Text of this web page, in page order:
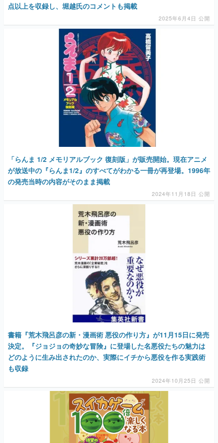
点以上を収録し、堀越氏のコメントも掲載
2025年6月4日 公開
「らんま 1/2 メモリアルブック 復刻版」が販売開始。現在アニメ
が放送中の『らんま1/2』のすべてがわかる一冊が再登場。1996年
の発売当時の内容がそのまま掲載
2024年11月18日 公開
書籍『荒木飛呂彦の新・漫画術 悪役の作り方』が11月15日に発売
決定。『ジョジョの奇妙な冒険』に登場した名悪役たちの魅力は
どのように生み出されたのか、実際にイチから悪役を作る実践術
も収録
2024年10月25日 公開